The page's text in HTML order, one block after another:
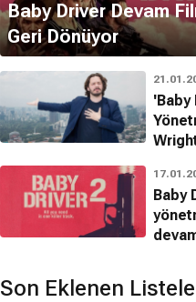
Baby Driver Devam
Geri Dönüyor
'Baby
Baby
Son Eklenen